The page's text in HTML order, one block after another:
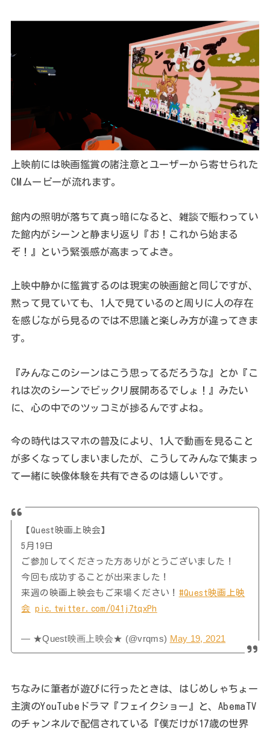
上映前には映画鑑賞の諸注意とユーザーから寄せられた
CMムービーが流れます。
館内の照明が落ちて真っ暗になると、雑談で賑わってい
た館内がシーンと静まり返り『お！これから始まる
ぞ！』という緊張感が高まってよき。
上映中静かに鑑賞するのは現実の映画館と同じですが、
黙って見ていても、1人で見ているのと周りに人の存在
を感じながら見るのでは不思議と楽しみ方が違ってきま
す。
『みんなこのシーンはこう思ってるだろうな』とか『こ
れは次のシーンでビックリ展開あるでしょ！』みたい
に、心の中でのツッコミが捗るんですよね。
今の時代はスマホの普及により、1人で動画を見ること
が多くなってしまいましたが、こうしてみんなで集まっ
て一緒に映像体験を共有できるのは嬉しいです。
【Quest映画上映会】
5月19日
ご参加してくださった方ありがとうございました！
今回も成功することが出来ました！
来週の映画上映会もご来場ください！ #Quest映画上映
会
pic.twitter.com/O41j7tqxPh
— ★Quest映画上映会★ (@vrqms) May 19, 2021
ちなみに筆者が遊びに行ったときは、はじめしゃちょー
主演のYouTubeドラマ『フェイクショー』と、AbemaTV
のチャンネルで配信されている『僕だけが17歳の世界